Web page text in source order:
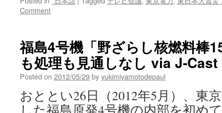
新
聞
Comment
福島4号機「野ざらし核燃料棒
も処理も見通しなし via J-
Posted on 2012/05/29byyukimiyamotodepaul
おととい26日（2012年5月）、東
した福島原発4号機の内部を初め